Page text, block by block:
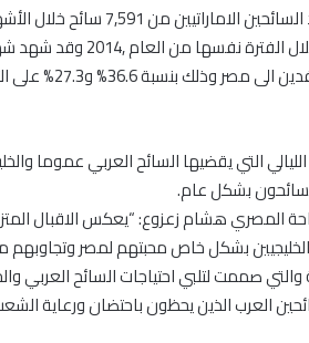
10,250 سائح خلال
الاماراتيين
بشكل عام.
المصري هشام زعزوع: “يعكس الاقبال
بشكل خاص محبتهم لمصر وتجاوبهم
والتي صممت لتلبي احتياجات السائح العربي
العرب الذين يحظون باحتضان ورعاية